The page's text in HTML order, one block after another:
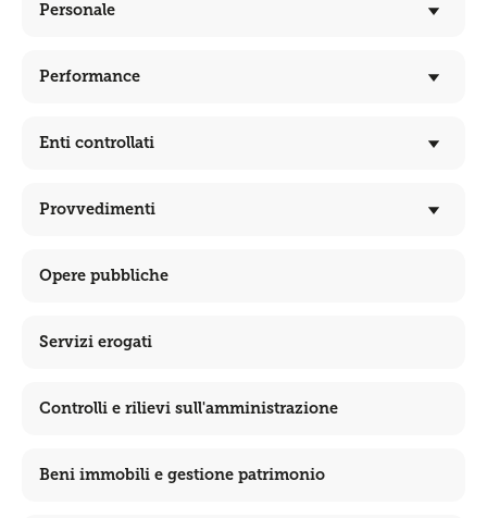
Personale
Performance
Enti controllati
Provvedimenti
Opere pubbliche
Servizi erogati
Controlli e rilievi sull'amministrazione
Beni immobili e gestione patrimonio